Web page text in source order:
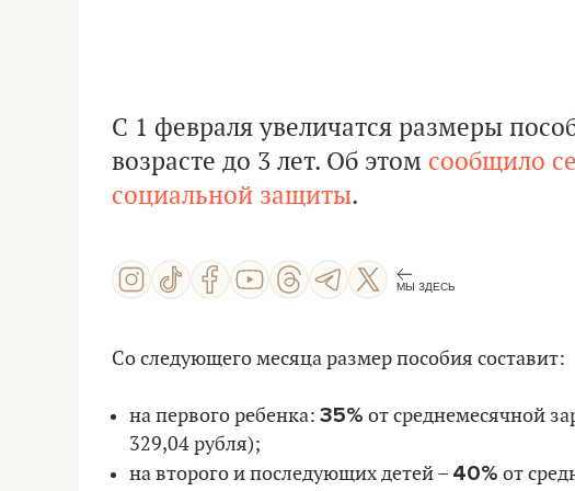
С 1 февраля увеличатся размеры
возрасте до 3 лет. Об этом сообщило
социальной защиты.
МЫ ЗДЕСЬ
Со следующего месяца размер пособия составит:
на первого ребенка: 35% от среднемесячной
329,04 рубля);
на второго и последующих детей – 40% от